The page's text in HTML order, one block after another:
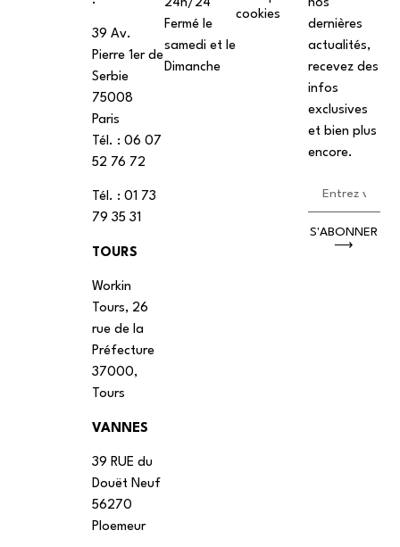
39 Av.
Pierre 1er de
Serbie
75008
Paris
Tél. : ‭06 07
52 76 72
Tél. : 01 73
79 35 31
TOURS
Workin
Tours, 26
rue de la
Préfecture
37000,
Tours
VANNES
39 RUE du
Douët Neuf
56270
Ploemeur
24h/24
Fermé le
samedi et le
Dimanche
cookies
nos
dernières
actualités,
recevez des
infos
exclusives
et bien plus
encore.
S'ABONNER
⟶